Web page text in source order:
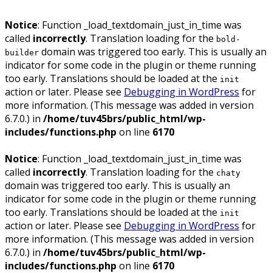
Notice: Function _load_textdomain_just_in_time was
called incorrectly. Translation loading for the bold-
builder domain was triggered too early. This is usually an
indicator for some code in the plugin or theme running
too early. Translations should be loaded at the init
action or later. Please see Debugging in WordPress for
more information. (This message was added in version
6.7.0.) in /home/tuv45brs/public_html/wp-
includes/functions.php on line 6170
Notice: Function _load_textdomain_just_in_time was
called incorrectly. Translation loading for the chaty
domain was triggered too early. This is usually an
indicator for some code in the plugin or theme running
too early. Translations should be loaded at the init
action or later. Please see Debugging in WordPress for
more information. (This message was added in version
6.7.0.) in /home/tuv45brs/public_html/wp-
includes/functions.php on line 6170